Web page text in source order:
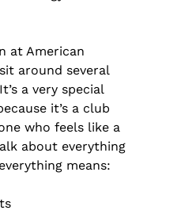
at American
around several
a very special
it’s a club
who feels like a
about everything
means: